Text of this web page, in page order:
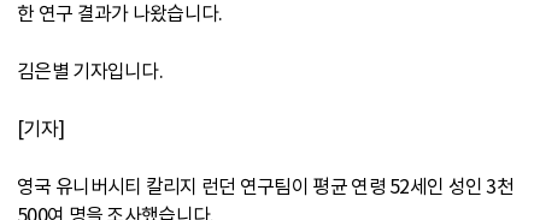
한 연구 결과가 나왔습니다.
김은별 기자입니다.
[기자]
영국 유니버시티 칼리지 런던 연구팀이 평균 연령 52세인 성인 3천
500여 명을 조사했습니다.